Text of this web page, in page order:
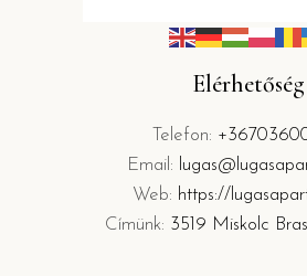
Elérhetőség
Telefon:
Email:
Web: https://
Címünk: 3519 Miskolc